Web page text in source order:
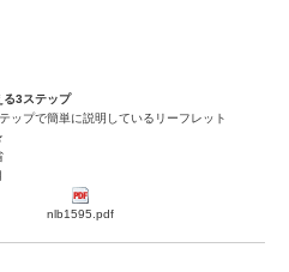
る3ステップ
ップで簡単に説明しているリーフレット
nlb1595.pdf